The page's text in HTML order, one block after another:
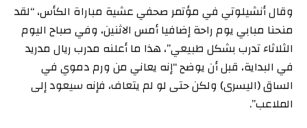
وقال أنشيلوتي في مؤتمر صحفي عشية مباراة الكأس، “لقد
منحنا مبابي يوم راحة إضافيا أمس الاثنين، وفي صباح اليوم
الثلاثاء تدرب بشكل طبيعي”، هذا ما أعلنه مدرب ريال مدريد
في البداية، قبل أن يوضح “إنه يعاني من ورم دموي في
الساق (اليسرى) ولكن حتى لو لم يتعاف، فإنه سيعود إلى
الملاعب”.